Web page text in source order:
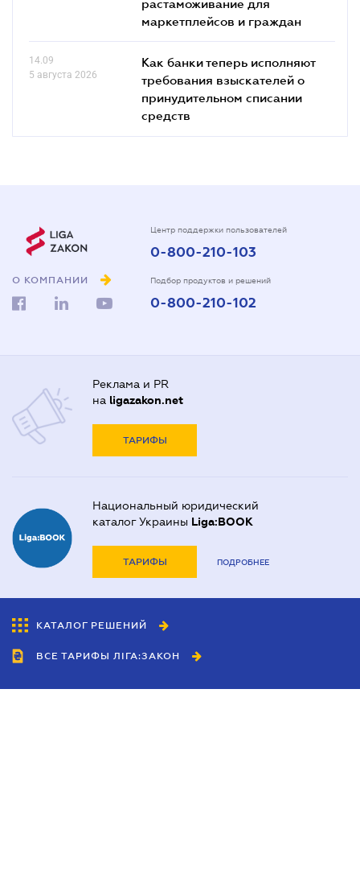
растаможивание для
маркетплейсов и граждан
14.09
5 августа 2026
Как банки теперь исполняют
требования взыскателей о
принудительном списании
средств
О КОМПАНИИ
Центр поддержки пользователей
0-800-210-103
Подбор продуктов и решений
0-800-210-102
Реклама и PR
на ligazakon.net
ТАРИФЫ
Национальный юридический
каталог Украины Liga:BOOK
ТАРИФЫ ПОДРОБНЕЕ
КАТАЛОГ РЕШЕНИЙ
ВСЕ ТАРИФЫ ЛІГА:ЗАКОН